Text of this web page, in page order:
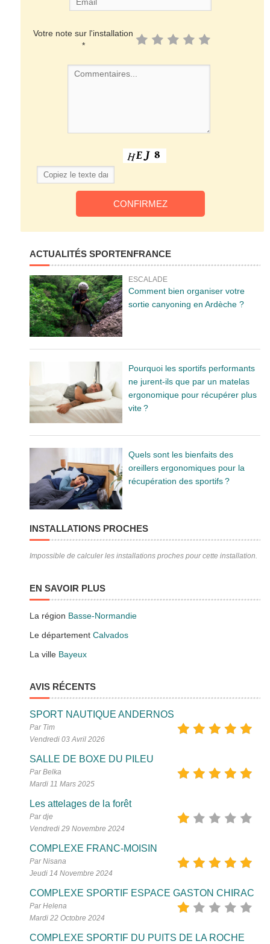
Votre note sur l'installation
*
ACTUALITÉS SPORTENFRANCE
ESCALADE
Comment bien organiser votre
sortie canyoning en Ardèche ?
Pourquoi les sportifs performants
ne jurent-ils que par un matelas
ergonomique pour récupérer plus
vite ?
Quels sont les bienfaits des
oreillers ergonomiques pour la
récupération des sportifs ?
INSTALLATIONS PROCHES
Impossible de calculer les installations proches pour cette installation.
EN SAVOIR PLUS
La région Basse-Normandie
Le départementCalvados
La ville Bayeux
AVIS RÉCENTS
SPORT NAUTIQUE ANDERNOS
Par Tim
Vendredi 03 Avril 2026
SALLE DE BOXE DU PILEU
Par Belka
Mardi 11 Mars 2025
Les attelages de la forêt
Par dje
Vendredi 29 Novembre 2024
COMPLEXE FRANC-MOISIN
Par Nisana
Jeudi 14 Novembre 2024
COMPLEXE SPORTIF ESPACE GASTON CHIRAC
Par Helena
Mardi 22 Octobre 2024
COMPLEXE SPORTIF DU PUITS DE LA ROCHE